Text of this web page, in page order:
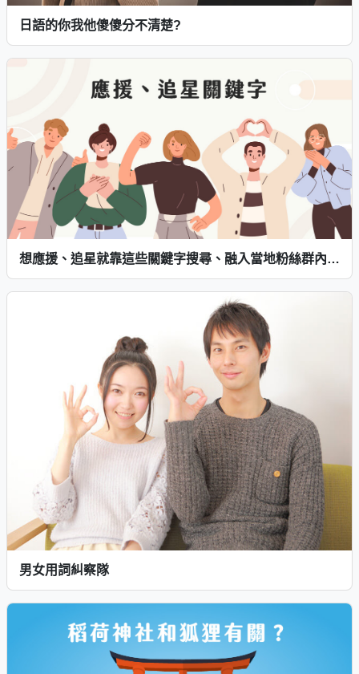
日語的你我他傻傻分不清楚?
想應援、追星就靠這些關鍵字搜尋、融入當地粉絲群內吧！
男女用詞糾察隊